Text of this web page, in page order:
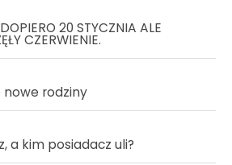
20 STYCZNIA ALE
CZERWIENIE.
rodziny
a kim posiadacz uli?